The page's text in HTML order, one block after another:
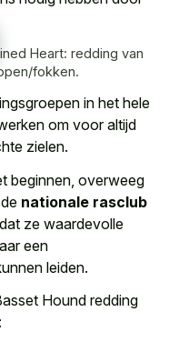
Heart: redding van
fokken.
in het hele
om voor altijd
zielen.
beginnen, overweeg
nationale rasclub
ze waardevolle
een
leiden.
Hound redding